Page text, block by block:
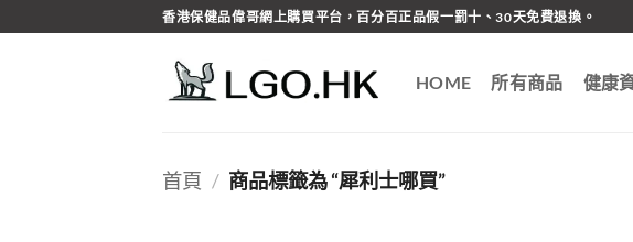
to
香港保健品偉哥網上購買平台，百分百正品假一罰十、30天免費退換。
HOME 所有商品 健康
首頁 / 商品標籤為 “犀利士哪買”